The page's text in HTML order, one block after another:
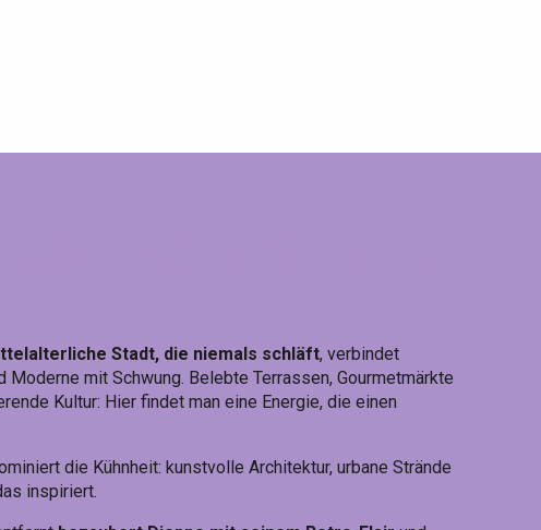
Stadt, die niemals schläft, verbindet
Moderne mit Schwung. Belebte Terrassen, Gourmetmärkte
Kultur: Hier findet man eine Energie, die einen
die Kühnheit: kunstvolle Architektur, urbane Strände
inspiriert.